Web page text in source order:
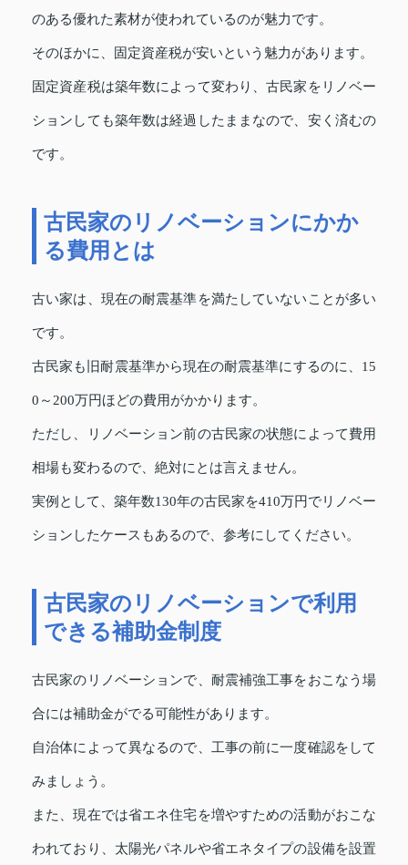
のある優れた素材が使われているのが魅力です。
そのほかに、固定資産税が安いという魅力があります。
固定資産税は築年数によって変わり、古民家をリノベー
ションしても築年数は経過したままなので、安く済むの
です。
古民家のリノベーションにかか
る費用とは
古い家は、現在の耐震基準を満たしていないことが多い
です。
古民家も旧耐震基準から現在の耐震基準にするのに、15
0～200万円ほどの費用がかかります。
ただし、リノベーション前の古民家の状態によって費用
相場も変わるので、絶対にとは言えません。
実例として、築年数130年の古民家を410万円でリノベー
ションしたケースもあるので、参考にしてください。
古民家のリノベーションで利用
できる補助金制度
古民家のリノベーションで、耐震補強工事をおこなう場
合には補助金がでる可能性があります。
自治体によって異なるので、工事の前に一度確認をして
みましょう。
また、現在では省エネ住宅を増やすための活動がおこな
われており、太陽光パネルや省エネタイプの設備を設置